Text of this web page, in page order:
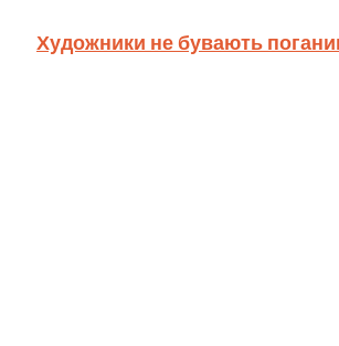
Художники не бувають